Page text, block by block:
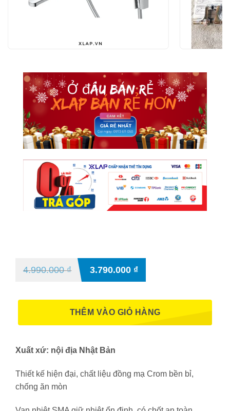
4.990.000₫ 3.790.000 ₫
THÊM VÀO GIỎ HÀNG
Xuất xứ: nội địa Nhật Bản
Thiết kế hiện đại, chất liệu đồng mạ Crom bền bỉ,
chống ăn mòn